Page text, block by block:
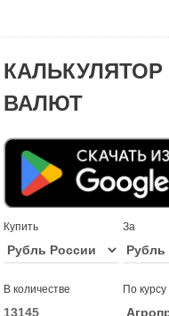
КАЛЬКУЛЯТОР
ВАЛЮТ
Купить За
В количестве По курсу